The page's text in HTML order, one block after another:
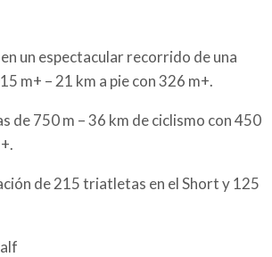
un espectacular recorrido de una
m+ – 21 km a pie con 326 m+.
de 750 m – 36 km de ciclismo con 450
de 215 triatletas en el Short y 125